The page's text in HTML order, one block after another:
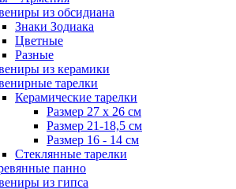
из обсидиана
Знаки Зодиака
Цветные
Разные
из керамики
тарелки
Керамические тарелки
Размер 27 х 26 см
Размер 21-18,5 см
Размер 16 - 14 см
Стеклянные тарелки
панно
из гипса